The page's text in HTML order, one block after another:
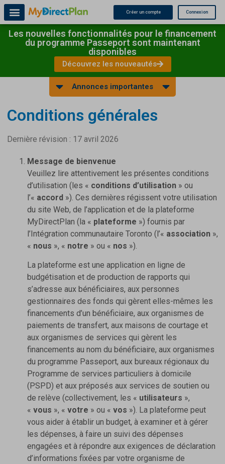
Créer un compte Connexion
Les nouvelles fonctionnalités pour le financement
du programme Passeport sont maintenant
disponibles
Découvrez les nouveautés
Annonces importantes
Conditions générales
Dernière révision : 17 avril 2026
Message de bienvenue
Veuillez lire attentivement les présentes conditions
d’utilisation (les « conditions d’utilisation » ou
l’« accord »). Ces dernières régissent votre utilisation
du site Web, de l’application et de la plateforme
MyDirectPlan (la « plateforme ») fournis par
l’Intégration communautaire Toronto (l’« association »,
« nous », « notre » ou « nos »).
La plateforme est une application en ligne de
budgétisation et de production de rapports qui
s’adresse aux bénéficiaires, aux personnes
gestionnaires des fonds qui gèrent elles-mêmes les
financements d’un bénéficiaire, aux organismes de
paiements de transfert, aux maisons de courtage et
aux organismes de services qui gèrent les
financements au nom du bénéficiaire, aux organismes
du programme Passeport, aux bureaux régionaux du
Programme de services particuliers à domicile
(PSPD) et aux préposés aux services de soutien ou
de relève (collectivement, les « utilisateurs »,
« vous », « votre » ou « vos »). La plateforme peut
vous aider à établir un budget, à examiner et à gérer
les dépenses, à faire un suivi des dépenses
engagées et à répondre aux exigences de déclaration
d’informations fixées par votre organisme de